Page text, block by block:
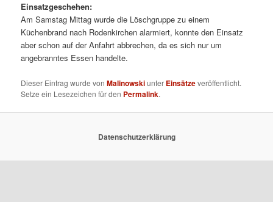
Einsatzgeschehen:
Am Samstag Mittag wurde die Löschgruppe zu einem
Küchenbrand nach Rodenkirchen alarmiert, konnte den Einsatz
aber schon auf der Anfahrt abbrechen, da es sich nur um
angebranntes Essen handelte.
Dieser Eintrag wurde vonMalinowskiunter Einsätzeveröffentlicht.
Setze ein Lesezeichen für den Permalink.
Datenschutzerklärung